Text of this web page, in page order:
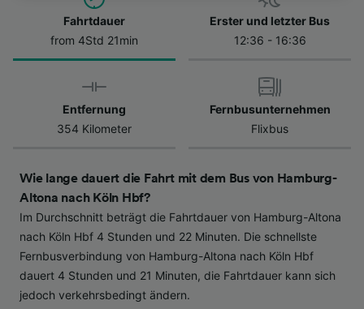
Fahrtdauer
from 4Std 21min
Erster und letzter Bus
12:36 - 16:36
Entfernung
354 Kilometer
Fernbusunternehmen
Flixbus
Wie lange dauert die Fahrt mit dem Bus von Hamburg-
Altona nach Köln Hbf?
Im Durchschnitt beträgt die Fahrtdauer von Hamburg-Altona
nach Köln Hbf 4 Stunden und 22 Minuten. Die schnellste
Fernbusverbindung von Hamburg-Altona nach Köln Hbf
dauert 4 Stunden und 21 Minuten, die Fahrtdauer kann sich
jedoch verkehrsbedingt ändern.
Datenschutzrichtlinie. Diese Präferenzen
werden unseren Partnern signalisiert und
haben keinen Einfluss auf Surfdaten. Ihre
Daten werden nicht für Tracking-Zwecke
verwendet, wenn Sie uns gebeten haben, Ihr
Surfverhalten nicht zu verfolgen.
Folgendes bereitzustellen:
Verwendung genauer Standortdaten.
Endgeräteeigenschaften zur Identifikation
aktiv abfragen. Speichern von oder Zugriff auf
Informationen auf einem Endgerät.
Personalisierte Werbung und Inhalte, Messung
von Werbeleistung und der Performance von
Inhalten, Zielgruppenforschung sowie
Entwicklung und Verbesserung von